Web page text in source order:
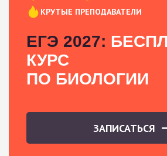
КРУТЫЕ ПРЕПОДАВАТЕЛИ
ЕГЭ 2027:
КУРС
ПО БИОЛОГИИ
ЗАПИСАТЬСЯ